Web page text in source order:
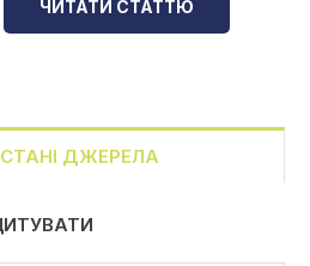
ЧИТАТИ СТАТТЮ
ДЖЕРЕЛА